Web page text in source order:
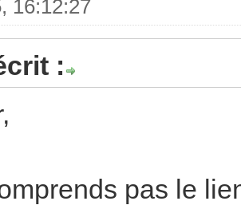
16:12:27
:
pas le